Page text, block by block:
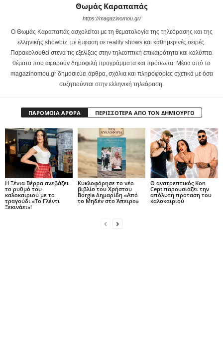
Θωμάς Καραπαπάς
https://magazinomou.gr/
Ο Θωμάς Καραπαπάς ασχολείται με τη θεματολογία της τηλεόρασης και της
ελληνικής showbiz, με έμφαση σε reality shows και καθημερινές σειρές.
Παρακολουθεί στενά τις εξελίξεις στην τηλεοπτική επικαιρότητα και καλύπτει
θέματα που αφορούν δημοφιλή προγράμματα και πρόσωπα. Μέσα από το
magazinomou.gr δημοσιεύει άρθρα, σχόλια και πληροφορίες σχετικά με όσα
συζητιούνται στην ελληνική τηλεόραση.
ΠΑΡΟΜΟΙΑ ΑΡΘΡΑ ΠΕΡΙΣΣΟΤΕΡΑ ΑΠΟ ΤΟΝ ΔΗΜΙΟΥΡΓΟ
Η Ξένια Βέρρα ανεβάζει
το ρυθμό του
καλοκαιριού με το
τραγούδι «Το Γλέντι
Ξεκινάει»!
Κυκλοφόρησε το νέο
βιβλίο του Χρήστου
Borgia Δημαρίδη «Από
το Μηδέν στο Άπειρο»
Ο ανατρεπτικός Kon
Cept παρουσιάζει την
απόλυτη πρόταση του
καλοκαιριού